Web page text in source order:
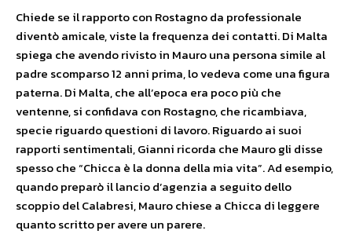
Chiede se il rapporto con Rostagno da professionale
diventò amicale, viste la frequenza dei contatti. Di Malta
spiega che avendo rivisto in Mauro una persona simile al
padre scomparso 12 anni prima, lo vedeva come una figura
paterna. Di Malta, che all’epoca era poco più che
ventenne, si confidava con Rostagno, che ricambiava,
specie riguardo questioni di lavoro. Riguardo ai suoi
rapporti sentimentali, Gianni ricorda che Mauro gli disse
spesso che “Chicca è la donna della mia vita”. Ad esempio,
quando preparò il lancio d’agenzia a seguito dello
scoppio del Calabresi, Mauro chiese a Chicca di leggere
quanto scritto per avere un parere.